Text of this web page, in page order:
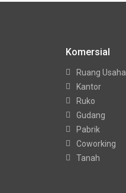
Komersial
Ruang Usaha
Kantor
Ruko
Gudang
Pabrik
Coworking
Tanah